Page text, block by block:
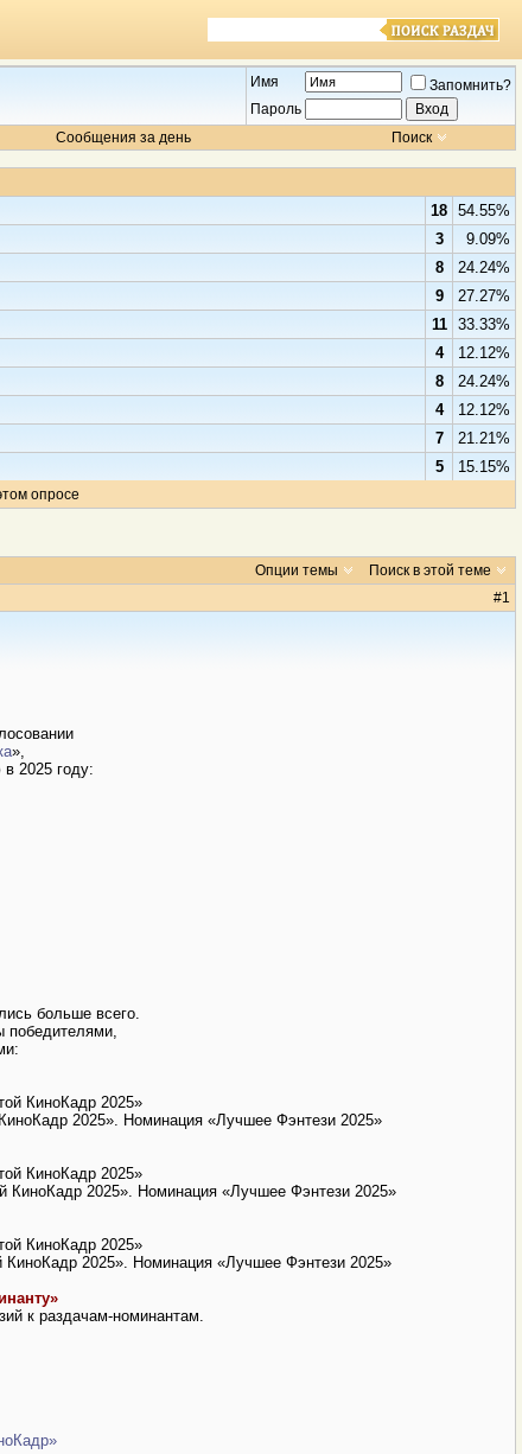
Имя
Запомнить?
Пароль
Сообщения за день Поиск
18 54.55%
3
9.09%
8
24.24%
9
27.27%
11
33.33%
4
12.12%
8
24.24%
4
12.12%
7
21.21%
5 15.15%
опросе
Опции темы
Поиск в этой теме
#1
»,
2025 году:
больше всего.
победителями,
КиноКадр 2025»
2025». Номинация «Лучшее Фэнтези 2025»
КиноКадр 2025»
КиноКадр 2025». Номинация «Лучшее Фэнтези 2025»
КиноКадр 2025»
2025». Номинация «Лучшее Фэнтези 2025»
к раздачам-номинантам.